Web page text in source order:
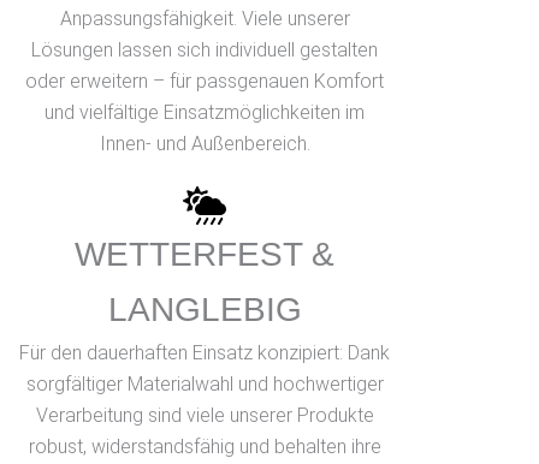
Anpassungsfähigkeit. Viele unserer
Lösungen lassen sich individuell gestalten
oder erweitern – für passgenauen Komfort
und vielfältige Einsatzmöglichkeiten im
Innen- und Außenbereich.
WETTERFEST &
LANGLEBIG
Für den dauerhaften Einsatz konzipiert: Dank
sorgfältiger Materialwahl und hochwertiger
Verarbeitung sind viele unserer Produkte
robust, widerstandsfähig und behalten ihre